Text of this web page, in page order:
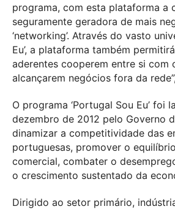
programa, com esta plataforma a
seguramente geradora de mais
‘networking’. Através do vasto
Eu’, a plataforma também
aderentes cooperem entre si com
alcançarem negócios fora da
O programa ‘Portugal Sou Eu’ foi
dezembro de 2012 pelo Governo
dinamizar a competitividade das
portuguesas, promover o
comercial, combater o
o crescimento sustentado da
Dirigido ao setor primário,